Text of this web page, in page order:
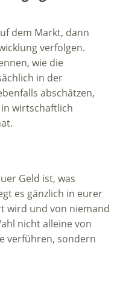
dem Markt, dann
verfolgen.
wie die
in der
abschätzen,
wirtschaftlich
Geld ist, was
es gänzlich in eurer
wird und von niemand
nicht alleine von
verführen, sondern